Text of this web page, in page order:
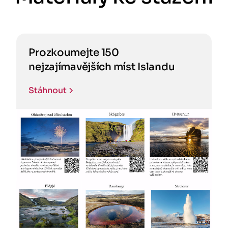
Prozkoumejte 150
nejzajímavějších míst Islandu
Stáhnout